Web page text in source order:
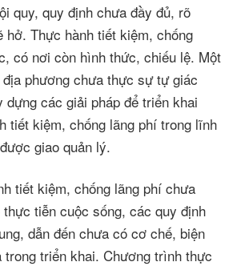
quy, quy định chưa đầy đủ, rõ
hở. Thực hành tiết kiệm, chống
có nơi còn hình thức, chiếu lệ. Một
phương chưa thực sự tự giác
dựng các giải pháp để triển khai
tiết kiệm, chống lãng phí trong lĩnh
giao quản lý.
tiết kiệm, chống lãng phí chưa
tiễn cuộc sống, các quy định
dẫn đến chưa có cơ chế, biện
trong triển khai. Chương trình thực